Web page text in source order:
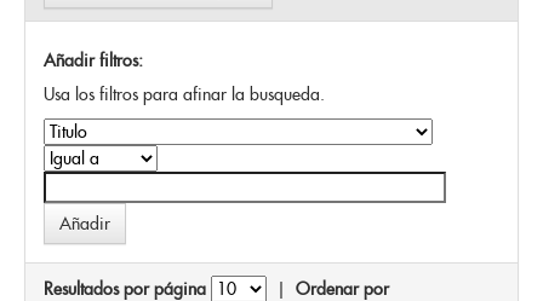
Añadir filtros:
Usa los filtros para afinar la busqueda.
Resultados por página | Ordenar por